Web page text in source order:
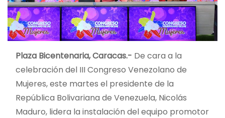
Plaza Bicentenaria, Caracas.- De cara a la
celebración del III Congreso Venezolano de
Mujeres, este martes el presidente de la
República Bolivariana de Venezuela, Nicolás
Maduro, lidera la instalación del equipo promotor